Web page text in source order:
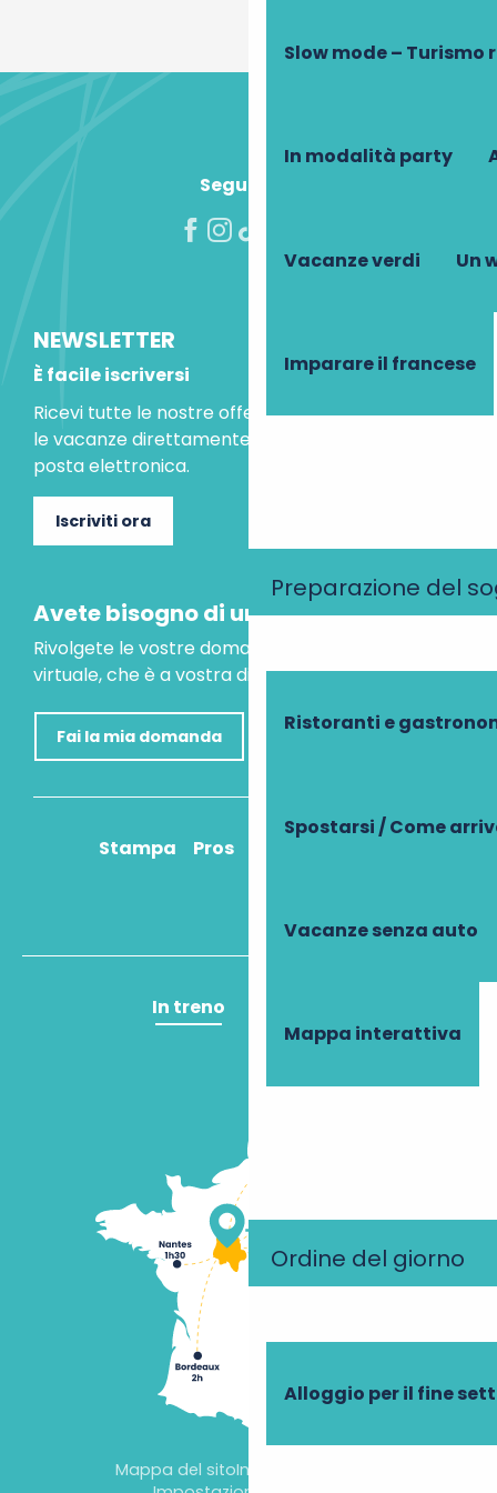
Slow mode – Turismo
In modalità party
Vacanze verdi Un
Imparare il francese
Preparazione del
Ristoranti e
Spostarsi / Come
Vacanze senza auto
Mappa interattiva
Ordine del giorno
Alloggio per il fine
Seguiteci!
NEWSLETTER
È facile iscriversi
Ricevi tutte le nostre offerte speciali e le idee per
le vacanze direttamente nella tua casella di
posta elettronica.
Iscriviti ora
Avete bisogno di un consiglio?
Rivolgete le vostre domande al nostro assistente
virtuale, che è a vostra disposizione per aiutarvi.
Fai la mia domanda
Stampa Pros
In treno
Mappa del sitoInformazioni legali